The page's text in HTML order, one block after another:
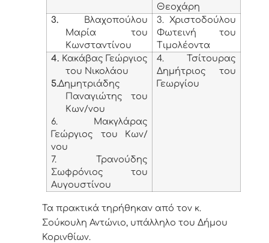
Θεοχάρη
3.
Βλαχοπούλου
Μαρία του
Κωνσταντίνου
3. Χριστοδούλου
Φωτεινή του
Τιμολέοντα
4. Κακάβας Γεώργιος
του Νικολάου
5.Δημητριάδης
Παναγιώτης του
Κων/νου
6. Μακγλάρας
Γεώργιος του Κων/
νου
7. Τρανούδης
Σωφρόνιος του
Αυγουστίνου
4. Τσίτουρας
Δημήτριος του
Γεωργίου
Τα πρακτικά τηρήθηκαν από τον κ.
Σούκουλη Αντώνιο, υπάλληλο του Δήμου
Κορινθίων.